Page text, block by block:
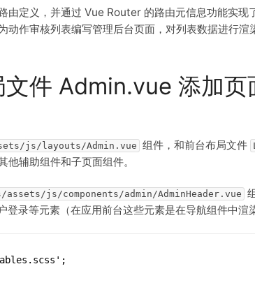
由定义，并通过 Vue Router 的路由元信息功能实现
动作审核列表编写管理后台页面，对列表数据进行渲
件 Admin.vue 添加页
js/layouts/Admin.vue 组件，和前台布局文件
辅助组件和子页面组件。
assets/js/components/admin/AdminHeader.vue
录等元素（在应用前台这些元素是在导航组件中渲